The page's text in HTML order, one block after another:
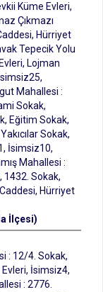
Küme Evleri,
Çıkmazı
Hürriyet
Tepecik Yolu
Lojman
Mahallesi :
Sokak,
Eğitim Sokak,
Sokak,
İsimsiz10,
Mahallesi :
1432. Sokak,
Hürriyet
İlçesi)
: 12/4. Sokak,
İsimsiz4,
: 2776.